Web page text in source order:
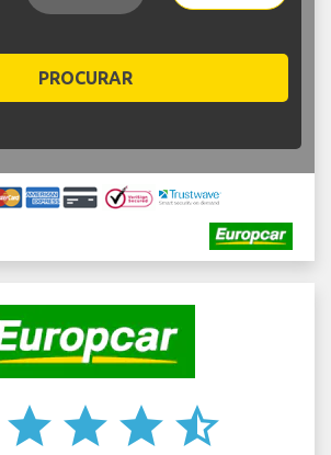
PROCURAR
star star star star_half